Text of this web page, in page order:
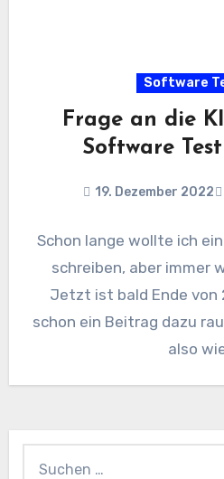
Software
Frage an die
Software
19. Dezember 2022
Schon lange wollte ich
schreiben, aber immer
Jetzt ist bald Ende von
schon ein Beitrag dazu
also